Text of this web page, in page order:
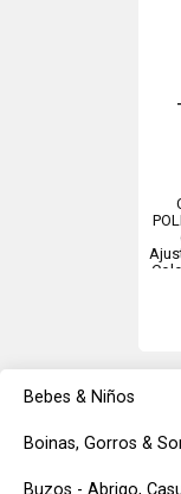
Bebes & Niños
Boinas, Gorros &
Buzos - Abrigo,